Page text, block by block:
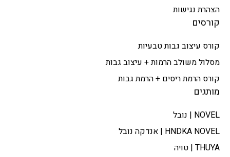
הצהרת נגישות
קורסים
קורס עיצוב גבות טבעיות
מסלול משולב הרמות + עיצוב גבות​
קורס הרמת ריסים + הרמת גבות
מותגים
NOVEL | נובל
HNDKA NOVEL | אנדקה נובל
THUYA | טויה